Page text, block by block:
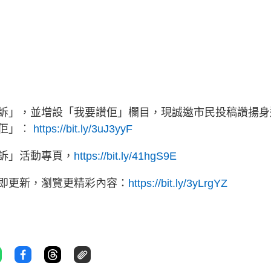
」，並增設「我要讚佢」欄目，現誠邀市民投稿讚揚
」︰ https://bit.ly/3uJ3yyF
」活動專頁， https://bit.ly/41hgS9E
更新，瀏覽更精彩內容： https://bit.ly/3yLrgYZ